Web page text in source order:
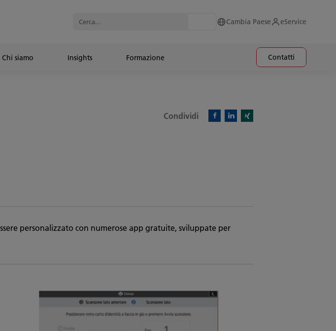
Cambia Paese eService
Chi siamo Insights Formazione Contatti
Condividi
personalizzato con numerose app gratuite, sviluppate per